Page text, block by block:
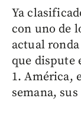
Ya
con uno de
actual
que dispute
1. América,
semana,